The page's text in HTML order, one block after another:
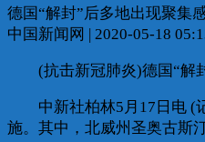
德国“解封”后多地出现聚集
中国新闻网 | 2020-05-18
(抗击新冠肺炎)德国“解
中新社柏林5月17日电 (记
施。其中，北威州圣奥古斯